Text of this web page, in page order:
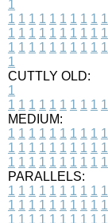
1
1 1 1 1 1 1 1 1 1 1
1 1 1 1 1 1 1 1 1 1
1 1 1 1 1 1 1 1 1 1
1
CUTTLY OLD:
1
1 1 1 1 1 1 1 1 1 1
MEDIUM:
1 1 1 1 1 1 1 1 1 1
1 1 1 1 1 1 1 1 1 1
1 1 1 1 1 1 1 1 1 1
PARALLELS:
1 1 1 1 1 1 1 1 1 1
1 1 1 1 1 1 1 1 1 1
1 1 1 1 1 1 1 1 1 1